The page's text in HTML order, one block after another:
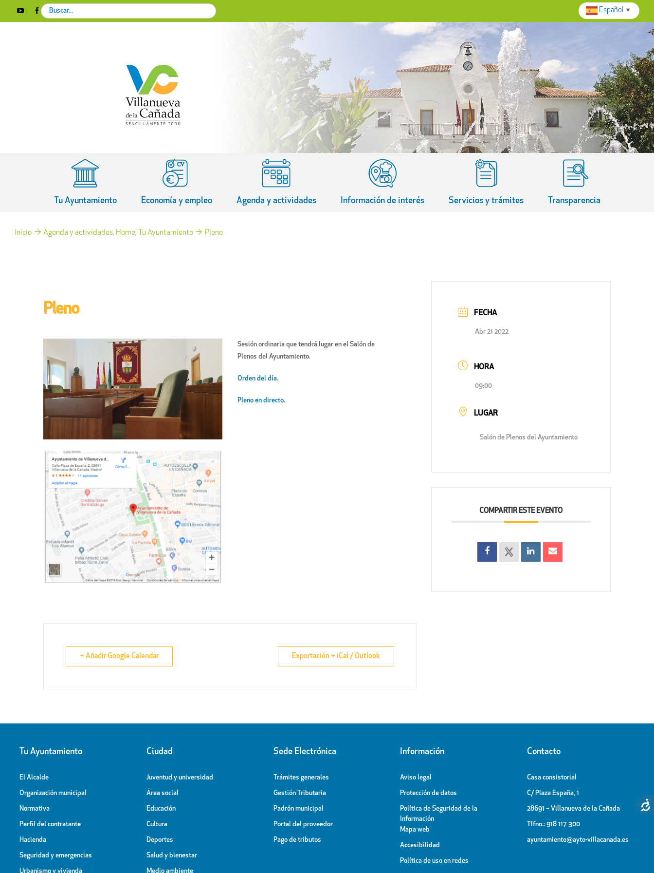
YouTubeFacebookInstagram
X
Search
for:
Tu Ayuntamiento Economía y empleo Agenda y actividades Información de interés Servicios y trámites Transparencia
Inicio Agenda y actividades Home Tu Ayuntamiento Pleno
Pleno
Sesión ordinaria que tendrá lugar en el Salón de
Plenos del Ayuntamiento.
Orden del día.
Pleno en directo.
+ Añadir Google Calendar Exportación + iCal / Outlook
FECHA
Abr 21 2022
HORA
09:00
LUGAR
Salón de Plenos del Ayuntamiento
COMPARTIR ESTE EVENTO
Tu Ayuntamiento
El Alcalde
Organización municipal
Normativa
Perfil del contratante
Hacienda
Seguridad y emergencias
Urbanismo y vivienda
Ciudad
Juventud y universidad
Área social
Educación
Cultura
Deportes
Salud y bienestar
Medio ambiente
Sede Electrónica
Trámites generales
Gestión Tributaria
Padrón municipal
Portal del proveedor
Pago de tributos
Información
Aviso legal
Protección de datos
Política de Seguridad de la
Información
Mapa web
Accesibilidad
Política de uso en redes
Contacto
Casa consistorial
C/ Plaza España, 1
28691 – Villanueva de la Cañada
Tlfno.: 918 117 300
ayuntamiento@ayto-villacanada.es
Español ▼